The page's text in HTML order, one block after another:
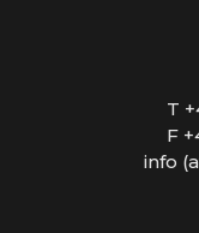
T
F
info